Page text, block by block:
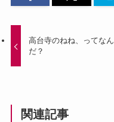
高台寺のねね、ってなん
だ？
関連記事